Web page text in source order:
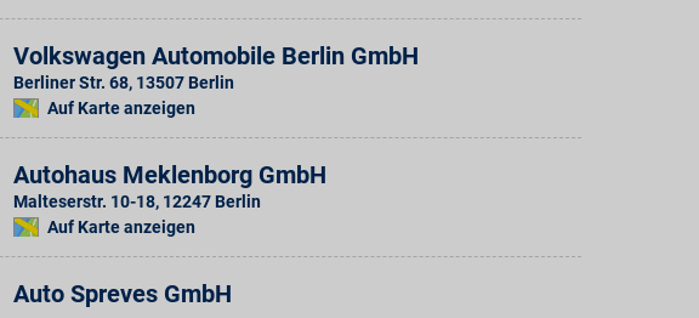
Volkswagen Automobile Berlin GmbH
Berliner Str. 68, 13507 Berlin
Auf Karte anzeigen
Autohaus Meklenborg GmbH
Malteserstr. 10-18, 12247 Berlin
Auf Karte anzeigen
Auto Spreves GmbH